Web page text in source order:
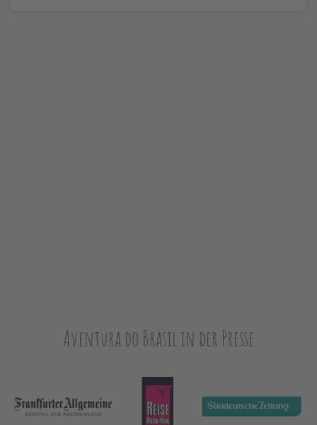
Aventura do Brasil in der Presse